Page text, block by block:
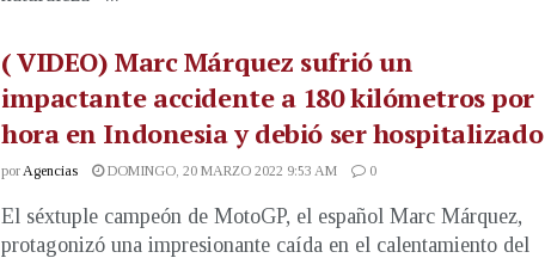
( VIDEO) Marc Márquez sufrió un
impactante accidente a 180 kilómetros por
hora en Indonesia y debió ser hospitalizado
porAgencias DOMINGO, 20 MARZO 2022 9:53 AM 0
El séxtuple campeón de MotoGP, el español Marc Márquez,
protagonizó una impresionante caída en el calentamiento del